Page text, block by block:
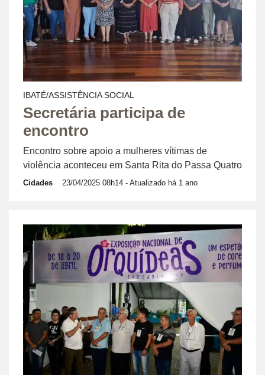
IBATÉ/ASSISTÊNCIA SOCIAL
Secretária participa de
encontro
Encontro sobre apoio a mulheres vítimas de
violência aconteceu em Santa Rita do Passa Quatro
Cidades 23/04/2025 08h14 - Atualizado há 1 ano